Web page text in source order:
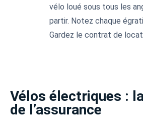
vélo loué sous tous les
partir. Notez chaque
Gardez le contrat de
Vélos électriques :
de l’assurance